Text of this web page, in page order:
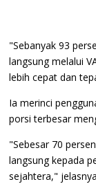
"Sebanyak 93
langsung melalui
lebih cepat dan
Ia merinci
porsi terbesar
"Sebesar 70
langsung kepada
sejahtera,"